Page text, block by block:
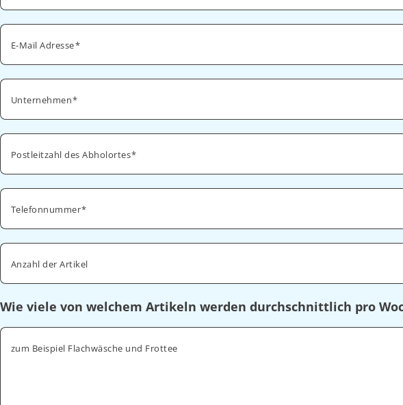
E-Mail Adresse
Unternehmen
Postleitzahl des Abholortes
Telefonnummer
Anzahl der Artikel
Wie viele von welchem Artikeln werden durchschnittlich pro
zum Beispiel Flachwäsche und Frottee